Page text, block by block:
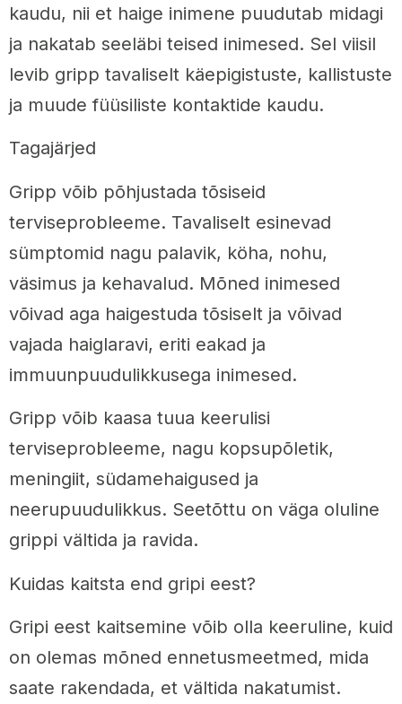
kaudu, nii et haige inimene puudutab midagi
ja nakatab seeläbi teised inimesed. Sel viisil
levib gripp tavaliselt käepigistuste, kallistuste
ja muude füüsiliste kontaktide kaudu.
Tagajärjed
Gripp võib põhjustada tõsiseid
terviseprobleeme. Tavaliselt esinevad
sümptomid nagu palavik, köha, nohu,
väsimus ja kehavalud. Mõned inimesed
võivad aga haigestuda tõsiselt ja võivad
vajada haiglaravi, eriti eakad ja
immuunpuudulikkusega inimesed.
Gripp võib kaasa tuua keerulisi
terviseprobleeme, nagu kopsupõletik,
meningiit, südamehaigused ja
neerupuudulikkus. Seetõttu on väga oluline
grippi vältida ja ravida.
Kuidas kaitsta end gripi eest?
Gripi eest kaitsemine võib olla keeruline, kuid
on olemas mõned ennetusmeetmed, mida
saate rakendada, et vältida nakatumist.